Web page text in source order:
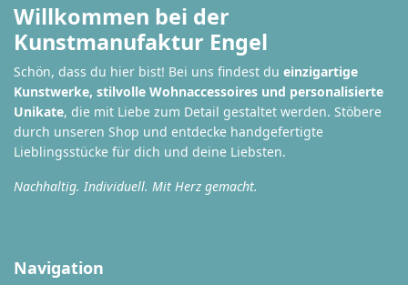
Willkommen bei der
Kunstmanufaktur Engel
Schön, dass du hier bist! Bei uns findest du einzigartige
Kunstwerke, stilvolle Wohnaccessoires und personalisierte
Unikate, die mit Liebe zum Detail gestaltet werden. Stöbere
durch unseren Shop und entdecke handgefertigte
Lieblingsstücke für dich und deine Liebsten.
Nachhaltig. Individuell. Mit Herz gemacht.
Navigation